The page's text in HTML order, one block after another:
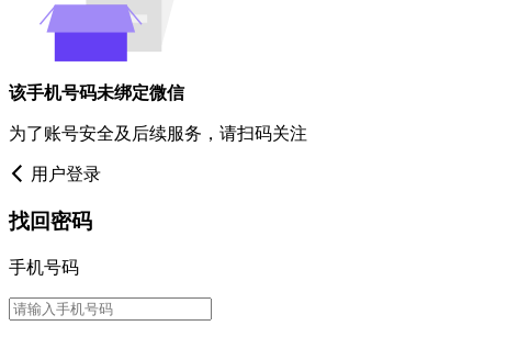
该手机号码未绑定微信
为了账号安全及后续服务，请扫码关注
用户登录
找回密码
手机号码